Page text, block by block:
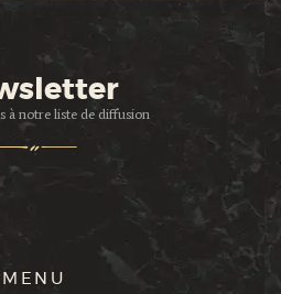
à notre liste de diffusion
MENU